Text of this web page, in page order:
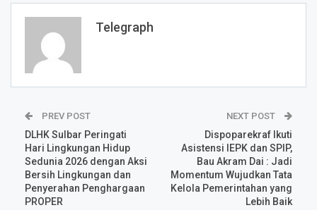
Telegraph
PREV POST
DLHK Sulbar Peringati
Hari Lingkungan Hidup
Sedunia 2026 dengan Aksi
Bersih Lingkungan dan
Penyerahan Penghargaan
PROPER
NEXT POST
Dispoparekraf Ikuti
Asistensi IEPK dan SPIP,
Bau Akram Dai : Jadi
Momentum Wujudkan Tata
Kelola Pemerintahan yang
Lebih Baik